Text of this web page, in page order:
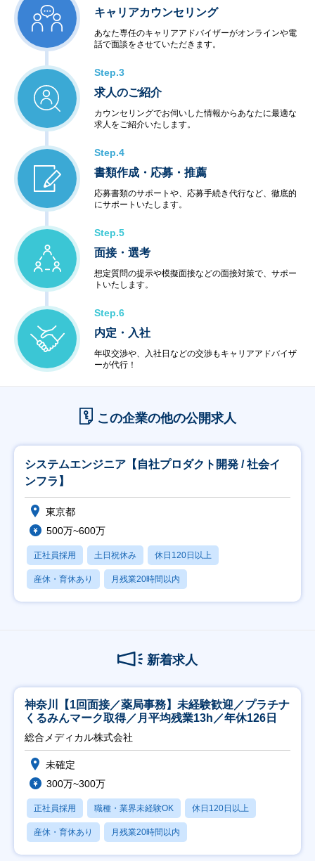
キャリアカウンセリング
あなた専任のキャリアアドバイザーがオンラインや電
話で面談をさせていただきます。
Step.3
求人のご紹介
カウンセリングでお伺いした情報からあなたに最適な
求人をご紹介いたします。
Step.4
書類作成・応募・推薦
応募書類のサポートや、応募手続き代行など、徹底的
にサポートいたします。
Step.5
面接・選考
想定質問の提示や模擬面接などの面接対策で、サポー
トいたします。
Step.6
内定・入社
年収交渉や、入社日などの交渉もキャリアアドバイザ
ーが代行！
この企業の他の公開求人
システムエンジニア【自社プロダクト開発 / 社会イ
ンフラ】
東京都
500万~600万
正社員採用 土日祝休み 休日120日以上
産休・育休あり 月残業20時間以内
新着求人
神奈川【1回面接／薬局事務】未経験歓迎／プラチナ
くるみんマーク取得／月平均残業13h／年休126日
総合メディカル株式会社
未確定
300万~300万
正社員採用 職種・業界未経験OK 休日120日以上
産休・育休あり 月残業20時間以内